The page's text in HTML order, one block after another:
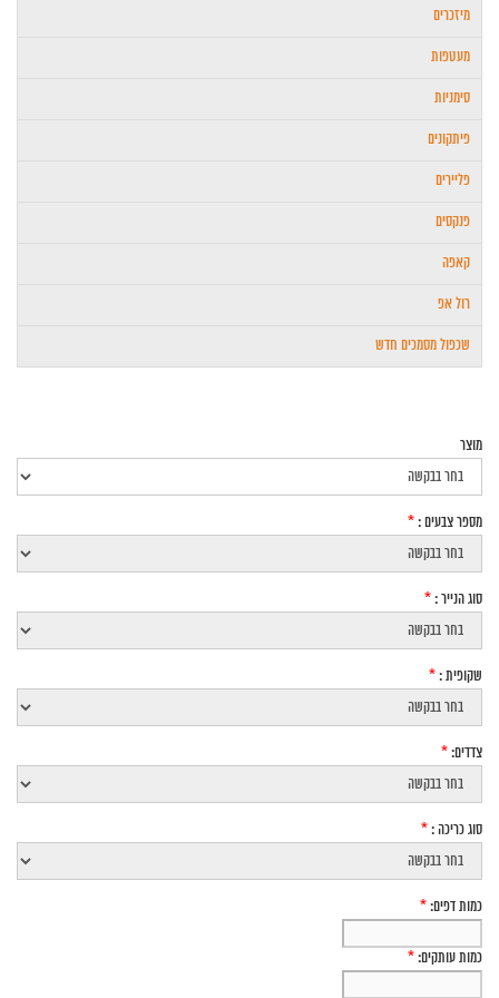
מיזכרים
מעטפות
סימניות
פיתקונים
פליירים
פנקסים
קאפה
רול אפ
שכפול מסמכים חדש
מוצר
מספר צבעים : *
סוג הנייר : *
שקופית : *
צדדים: *
סוג כריכה : *
כמות דפים: *
כמות עותקים: *